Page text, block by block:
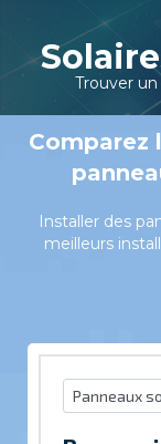
Trouver
Comparez
Installer des
meilleurs